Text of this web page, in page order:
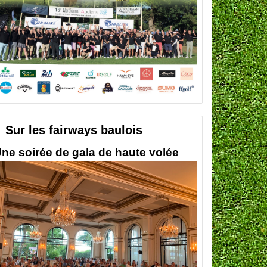
Sur les fairways baulois
soirée de gala de haute volée